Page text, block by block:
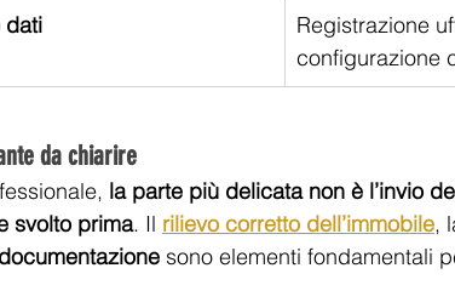
dati
Registrazione
configurazione
da chiarire
la parte più delicata non è l’invio
svolto prima. Il rilievo corretto dell’immobile,
sono elementi fondamentali